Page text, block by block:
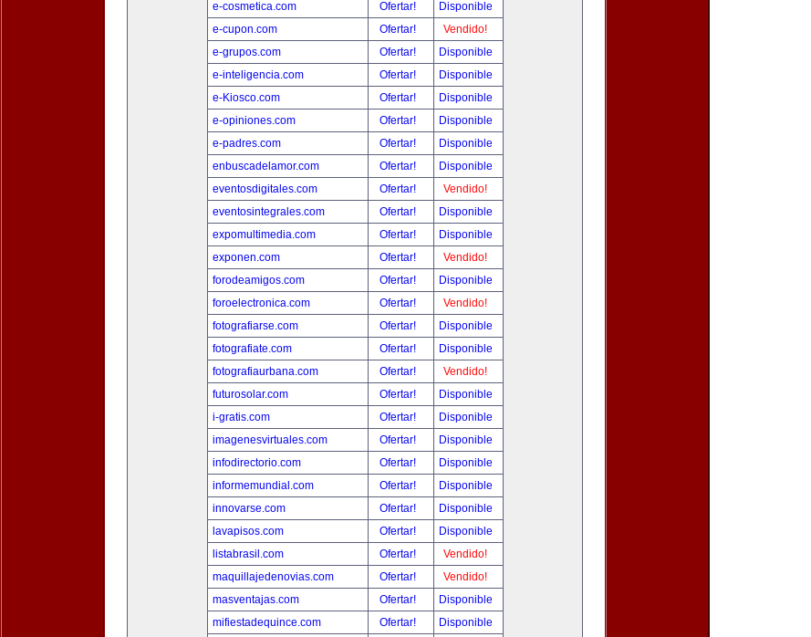
e-cosmetica.com
Ofertar!
Disponible
e-cupon.com
Ofertar!
Vendido!
e-grupos.com
Ofertar!
Disponible
e-inteligencia.com
Ofertar!
Disponible
e-Kiosco.com
Ofertar!
Disponible
e-opiniones.com
Ofertar!
Disponible
e-padres.com
Ofertar!
Disponible
enbuscadelamor.com
Ofertar!
Disponible
eventosdigitales.com
Ofertar!
Vendido!
eventosintegrales.com
Ofertar!
Disponible
expomultimedia.com
Ofertar!
Disponible
exponen.com
Ofertar!
Vendido!
forodeamigos.com
Ofertar!
Disponible
foroelectronica.com
Ofertar!
Vendido!
fotografiarse.com
Ofertar!
Disponible
fotografiate.com
Ofertar!
Disponible
fotografiaurbana.com
Ofertar!
Vendido!
futurosolar.com
Ofertar!
Disponible
i-gratis.com
Ofertar!
Disponible
imagenesvirtuales.com
Ofertar!
Disponible
infodirectorio.com
Ofertar!
Disponible
informemundial.com
Ofertar!
Disponible
innovarse.com
Ofertar!
Disponible
lavapisos.com
Ofertar!
Disponible
listabrasil.com
Ofertar!
Vendido!
maquillajedenovias.com
Ofertar!
Vendido!
masventajas.com
Ofertar!
Disponible
mifiestadequince.com
Ofertar!
Disponible